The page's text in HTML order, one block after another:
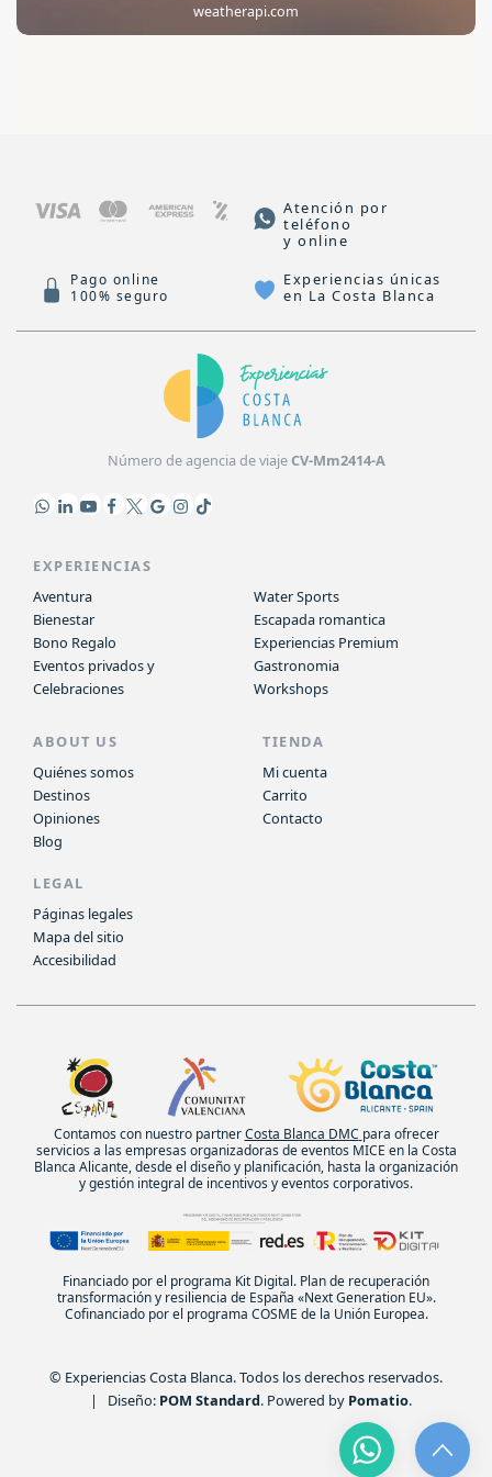
weatherapi.com
Atención por
teléfono
y online
Pago online
100% seguro
Experiencias únicas
en La Costa Blanca
Número de agencia de viajeCV-Mm2414-A
EXPERIENCIAS
Aventura
Bienestar
Bono Regalo
Eventos privados y
Celebraciones
Water Sports
Escapada romantica
Experiencias Premium
Gastronomia
Workshops
ABOUT US
Quiénes somos
Destinos
Opiniones
Blog
TIENDA
Mi cuenta
Carrito
Contacto
LEGAL
Páginas legales
Mapa del sitio
Accesibilidad
Contamos con nuestro partnerCosta Blanca DMC para ofrecer
servicios a las empresas organizadoras de eventos MICE en la Costa
Blanca Alicante, desde el diseño y planificación, hasta la organización
y gestión integral de incentivos y eventos corporativos.
Financiado por el programa Kit Digital. Plan de recuperación
transformación y resiliencia de España «Next Generation EU».
Cofinanciado por el programa COSME de la Unión Europea.
© Experiencias Costa Blanca. Todos los derechos reservados.
| Diseño: POM Standard. Powered by Pomatio.